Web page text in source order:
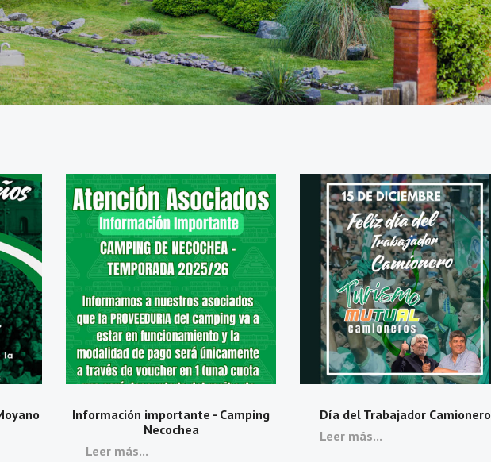
Información importante - Camping
Necochea
Leer más...
Día del Trabajador Camionero
Leer más...